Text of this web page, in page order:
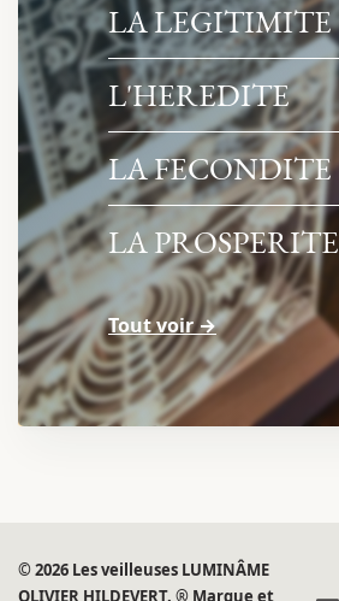
LA LEGITIMITE
L'HEREDITE
LA FECONDITE
LA PROSPERITE
Tout voir →
© 2026 Les veilleuses LUMINÂME
OLIVIER HILDEVERT. ® Marque et